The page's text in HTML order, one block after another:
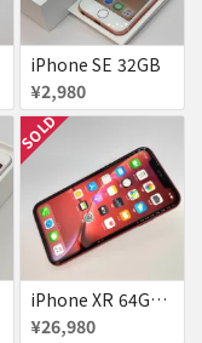
iPhone SE 32GB
¥2,980
SOLD
iPhone XR 64GB RED
¥26,980